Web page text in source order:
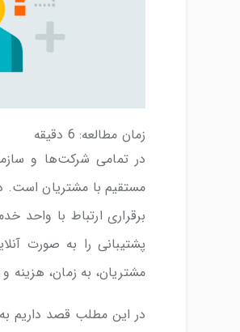
زمان مطالعه: 6 دقیقه
در تمامی شرکت‌ها و
مستقیم با مشتریان است.
پشتیبانی را به صورت
مشتریان، به زمان، هزینه